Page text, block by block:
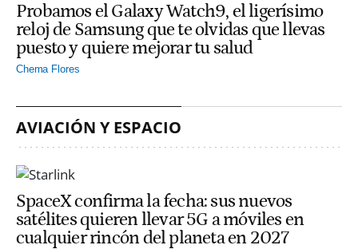
Probamos el Galaxy Watch9, el ligerísimo
reloj de Samsung que te olvidas que llevas
puesto y quiere mejorar tu salud
Chema Flores
AVIACIÓN Y ESPACIO
SpaceX confirma la fecha: sus nuevos
satélites quieren llevar 5G a móviles en
cualquier rincón del planeta en 2027